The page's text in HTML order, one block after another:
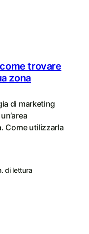
trovare
zona
di marketing
Come utilizzarla
di lettura